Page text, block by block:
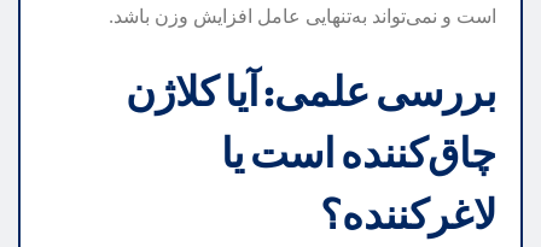
است و نمی‌تواند به‌تنهایی عامل افزایش وزن باشد.
بررسی علمی: آیا کلاژن
چاق‌کننده است یا
لاغرکننده؟